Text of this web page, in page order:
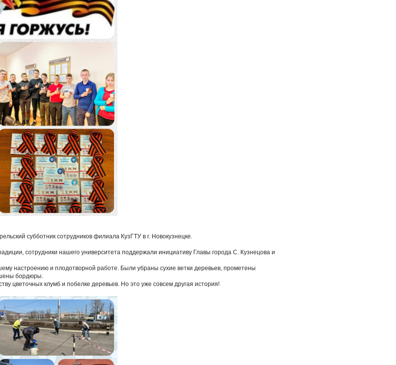
субботник сотрудников филиала КузГТУ в г. Новокузнецке.
сотрудники нашего университета поддержали инициативу Главы города С. Кузнецова и
настроению и плодотворной работе. Были убраны сухие ветки деревьев, прометены
бордюры.
цветочных клумб и побелке деревьев. Но это уже совсем другая история!